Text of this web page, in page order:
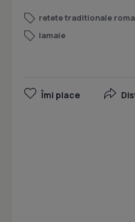
retete traditionale
lamaie
Îmi place